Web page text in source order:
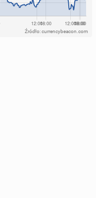
Źródło: currencybeacon.com